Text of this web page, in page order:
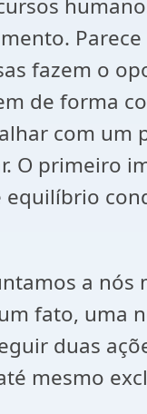
fazem o
de forma
com um
O primeiro
equilíbrio
a nós
fato, uma
duas
mesmo